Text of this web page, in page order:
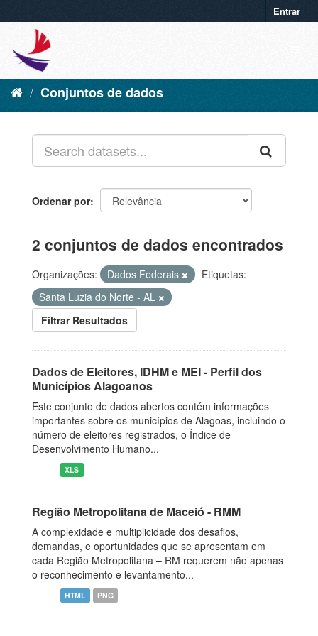
Entrar
Conjuntos de dados
Ordenar por
2 conjuntos de dados encontrados
Organizações: Dados Federais
Etiquetas:
Santa Luzia do Norte - AL
Filtrar Resultados
Dados de Eleitores, IDHM e MEI - Perfil dos
Municípios Alagoanos
Este conjunto de dados abertos contém informações
importantes sobre os municípios de Alagoas, incluindo o
número de eleitores registrados, o Índice de
Desenvolvimento Humano...
XLS
Região Metropolitana de Maceió - RMM
A complexidade e multiplicidade dos desafios,
demandas, e oportunidades que se apresentam em
cada Região Metropolitana – RM requerem não apenas
o reconhecimento e levantamento...
HTML PNG